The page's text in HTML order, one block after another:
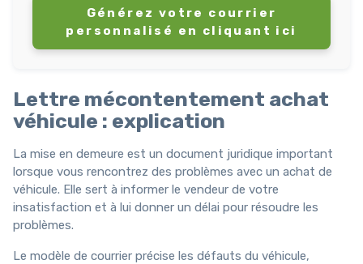
Générez votre courrier
personnalisé en cliquant ici
Lettre mécontentement achat
véhicule : explication
La mise en demeure est un document juridique important
lorsque vous rencontrez des problèmes avec un achat de
véhicule. Elle sert à informer le vendeur de votre
insatisfaction et à lui donner un délai pour résoudre les
problèmes.
Le modèle de courrier précise les défauts du véhicule,